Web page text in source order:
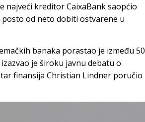
najveći kreditor CaixaBank saopćio
od neto dobiti ostvarene u
banaka porastao je između 50
je široku javnu debatu o
finansija Christian Lindner poručio